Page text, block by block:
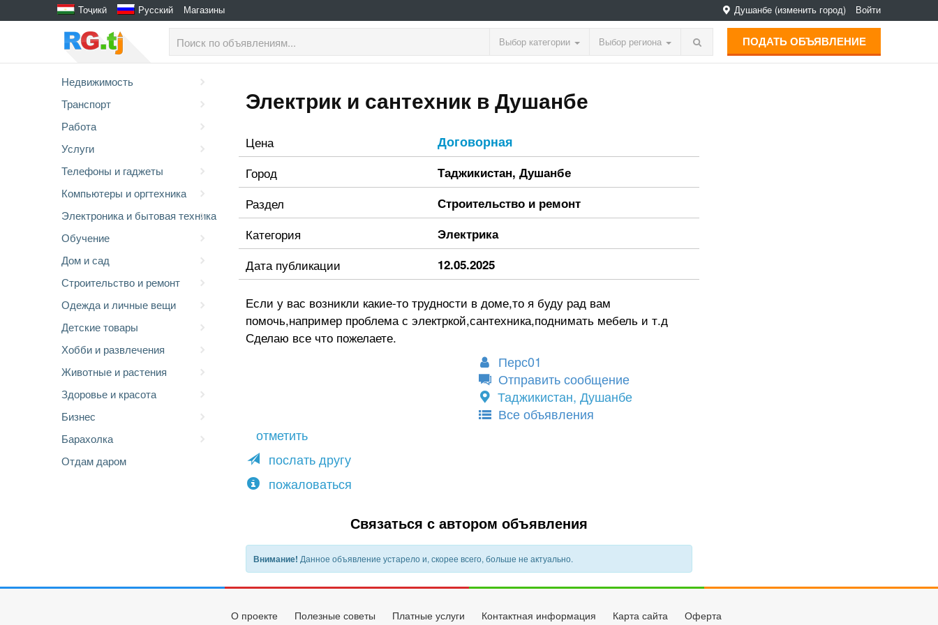
Тоҷикӣ Русский Магазины Душанбе (изменить город) Войти
Выбор категории Выбор региона ПОДАТЬ ОБЪЯВЛЕНИЕ
Недвижимость
Транспорт
Работа
Услуги
Телефоны и гаджеты
Компьютеры и оргтехника
Электроника и бытовая техника
Обучение
Дом и сад
Строительство и ремонт
Одежда и личные вещи
Детские товары
Хобби и развлечения
Животные и растения
Здоровье и красота
Бизнес
Барахолка
Отдам даром
Электрик и сантехник в Душанбе
Цена Договорная
Город Таджикистан, Душанбе
Раздел Строительство и ремонт
Категория Электрика
Дата публикации 12.05.2025
Если у вас возникли какие-то трудности в доме,то я буду рад вам
помочь,например проблема с электркой,сантехника,поднимать мебель и т.д
Сделаю все что пожелаете.
Перс01
Отправить сообщение
Таджикистан, Душанбе
Все объявления
отметить
послать другу
пожаловаться
Связаться с автором объявления
Внимание! Данное объявление устарело и, скорее всего, больше не актуально.
О проекте Полезные советы Платные услуги Контактная информация Карта сайта Оферта